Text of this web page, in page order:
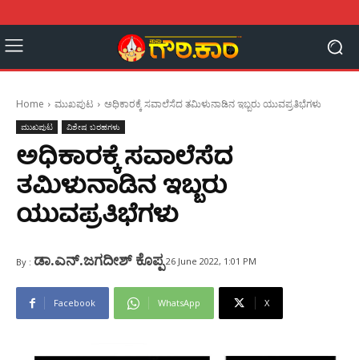
Home ಮುಖಪುಟ ಅಧಿಕಾರಕ್ಕೆ ಸವಾಲೆಸೆದ ತಮಿಳುನಾಡಿನ ಇಬ್ಬರು ಯುವಪ್ರತಿಭೆಗಳು
ಮುಖಪುಟ ವಿಶೇಷ ಬರಹಗಳು
ಅಧಿಕಾರಕ್ಕೆ ಸವಾಲೆಸೆದ
ತಮಿಳುನಾಡಿನ ಇಬ್ಬರು
ಯುವಪ್ರತಿಭೆಗಳು
By : ಡಾ.ಎನ್.ಜಗದೀಶ್ ಕೊಪ್ಪ 26 June 2022, 1:01 PM
Facebook WhatsApp X